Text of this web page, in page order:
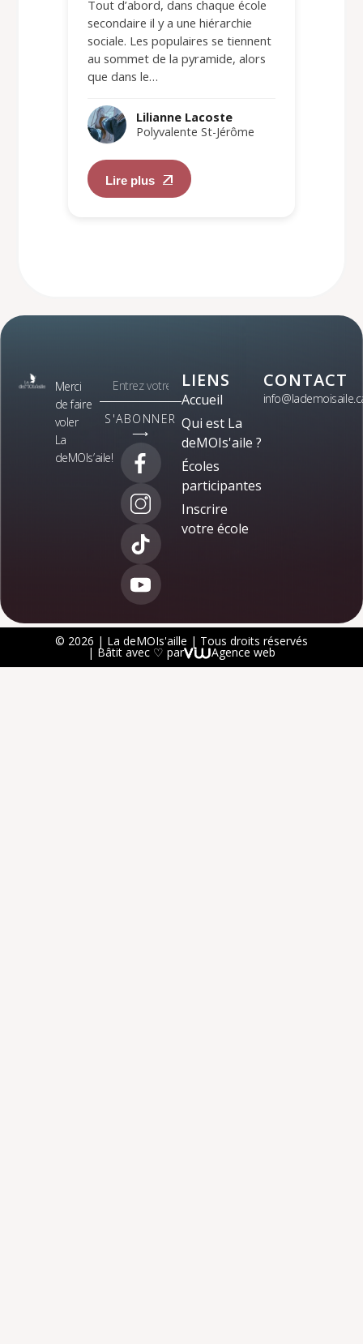
Tout d’abord, dans chaque école
secondaire il y a une hiérarchie
sociale. Les populaires se tiennent
au sommet de la pyramide, alors
que dans le…
Lilianne Lacoste
Polyvalente St-Jérôme
Lire plus
Merci
de faire
voler
La
deMOIs’aile!
S'ABONNER
⟶
LIENS
Accueil
Qui est La
deMOIs'aile ?
Écoles
participantes
Inscrire
votre école
CONTACT
© 2026 | La deMOIs'aille | Tous droits réservés
| Bâtit avec ♡ par Agence web